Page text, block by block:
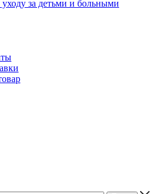
за детьми и больными